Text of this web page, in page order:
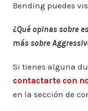
Bending puedes
¿Qué opinas sobre
más sobre
Si tienes alguna
contactarte con
en la sección de